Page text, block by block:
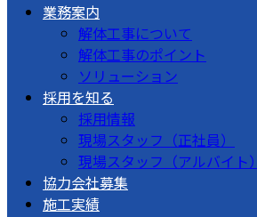
業務案内
解体工事について
解体工事のポイント
ソリューション
採用を知る
採用情報
現場スタッフ（正社員）
現場スタッフ（アルバイト）
協力会社募集
施工実績